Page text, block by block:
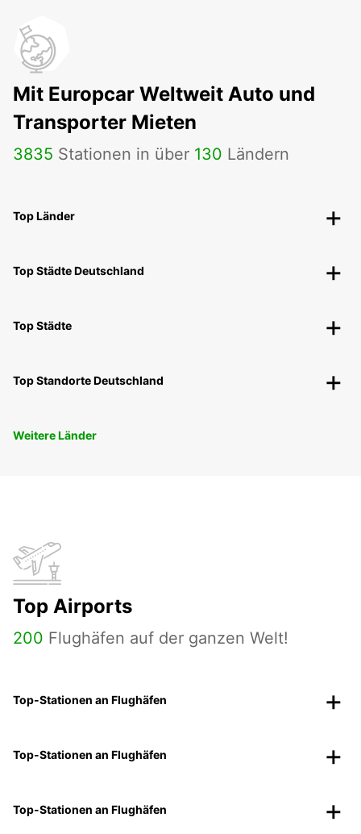
Mit Europcar Weltweit Auto und
Transporter Mieten
3835 Stationen in über 130 Ländern
Top Länder
Top Städte Deutschland
Top Städte
Top Standorte Deutschland
Weitere Länder
Top Airports
200 Flughäfen auf der ganzen Welt!
Top-Stationen an Flughäfen
Top-Stationen an Flughäfen
Top-Stationen an Flughäfen